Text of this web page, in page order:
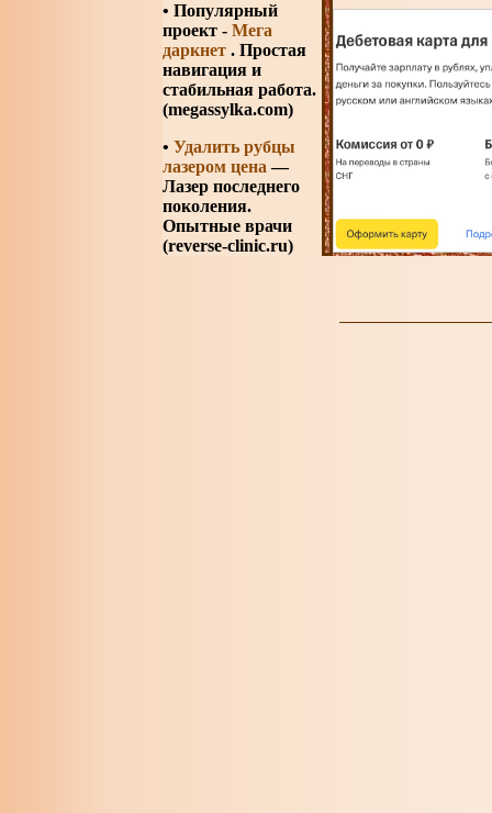
• Популярный
проект - Мега
даркнет . Простая
навигация и
стабильная работа.
(megassylka.com)
• Удалить рубцы
лазером цена —
Лазер последнего
поколения.
Опытные врачи
(reverse-clinic.ru)